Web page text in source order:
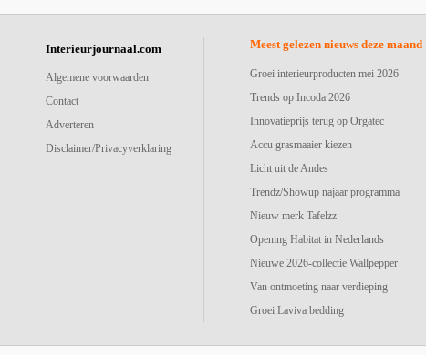
Interieurjournaal.com
Algemene voorwaarden
Contact
Adverteren
Disclaimer/Privacyverklaring
Meest gelezen nieuws deze maand
Groei interieurproducten mei 2026
Trends op Incoda 2026
Innovatieprijs terug op Orgatec
Accu grasmaaier kiezen
Licht uit de Andes
Trendz/Showup najaar programma
Nieuw merk Tafelzz
Opening Habitat in Nederlands
Nieuwe 2026-collectie Wallpepper
Van ontmoeting naar verdieping
Groei Laviva bedding